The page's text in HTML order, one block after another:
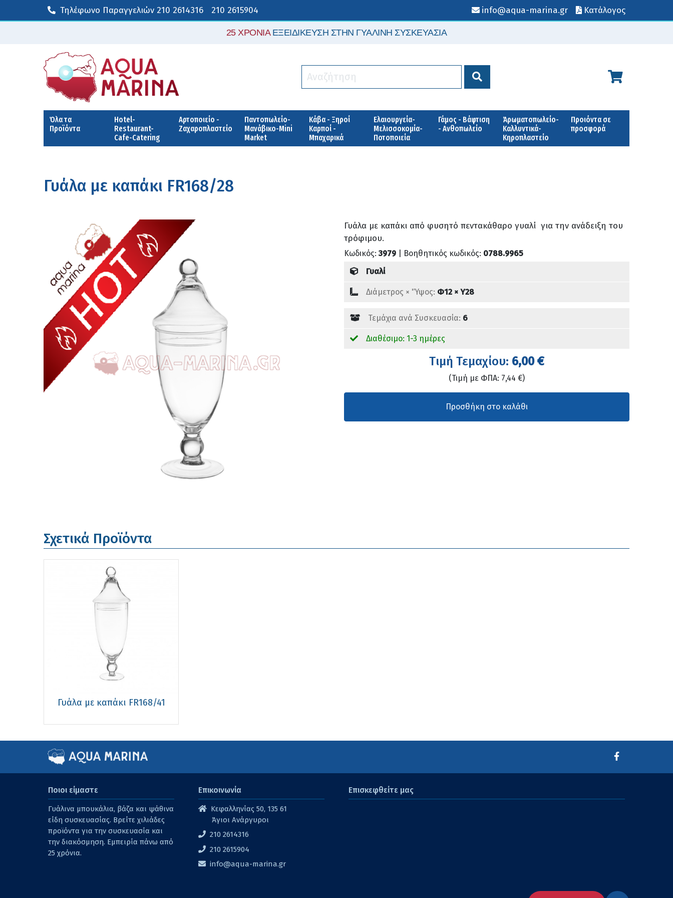
Τηλέφωνο Παραγγελιών 210 2614316 210 2615904 info@aqua-marina.gr Κατάλογος
25 ΧΡΟΝΙΑΕΞΕΙΔΙΚΕΥΣΗ ΣΤΗΝ ΓΥΑΛΙΝΗ ΣΥΣΚΕΥΑΣΙΑ
Όλα τα
Προϊόντα
Hotel-
Restaurant-
Cafe-Catering
Αρτοποιείο -
Ζαχαροπλαστείο
Παντοπωλείο-
Μανάβικο-Mini
Market
Κάβα - Ξηροί
Καρποί -
Μπαχαρικά
Ελαιουργεία-
Μελισσοκομία-
Ποτοποιεία
Γάμος - Βάφτιση
- Ανθοπωλείο
Άρωματοπωλείο-
Καλλυντικά-
Κηροπλαστείο
Προιόντα σε
προσφορά
Γυάλα με καπάκι FR168/28
Γυάλα με καπάκι από φυσητό πεντακάθαρο γυαλί για την ανάδειξη του
τρόφιμου.
Κωδικός:3979 | Βοηθητικός κωδικός: 0788.9965
Γυαλί
Διάμετρος × 'Ύψος: Φ12 × Υ28
Τεμάχια ανά Συσκευασία: 6
Διαθέσιμο: 1-3 ημέρες
Tιμή Τεμαχίου: 6,00 €
(Τιμή με ΦΠΑ: 7,44 €)
Σχετικά Προϊόντα
Γυάλα με καπάκι FR168/41
Ποιοι είμαστε
Γυάλινα μπουκάλια, βάζα και ψάθινα
είδη συσκευασίας. Βρείτε χιλιάδες
προϊόντα για την συσκευασία και
την διακόσμηση. Εμπειρία πάνω από
25 χρόνια.
Επικοινωνία
Κεφαλληνίας 50, 135 61
Άγιοι Ανάργυροι
210 2614316
210 2615904
info@aqua-marina.gr
Επισκεφθείτε μας